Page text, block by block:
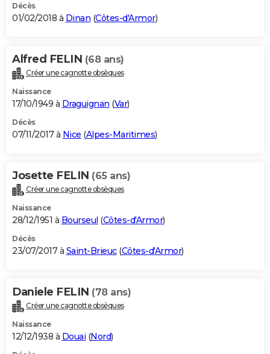
Décès
01/02/2018 à Dinan (Côtes-d'Armor)
Alfred FELIN (68 ans)
Créer une cagnotte obsèques
Naissance
17/10/1949 à Draguignan (Var)
Décès
07/11/2017 à Nice (Alpes-Maritimes)
Josette FELIN (65 ans)
Créer une cagnotte obsèques
Naissance
28/12/1951 à Bourseul (Côtes-d'Armor)
Décès
23/07/2017 à Saint-Brieuc(Côtes-d'Armor)
Daniele FELIN (78 ans)
Créer une cagnotte obsèques
Naissance
12/12/1938 à Douai (Nord)